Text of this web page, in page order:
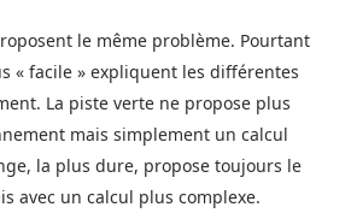
le même problème. Pourtant
« facile » expliquent les différentes
La piste verte ne propose plus
mais simplement un calcul
la plus dure, propose toujours le
avec un calcul plus complexe.